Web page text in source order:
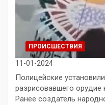
ПРОИСШЕСТВИЯ
11-01-2024
Полицейские
разрисовавшего орудие
Ранее создатель